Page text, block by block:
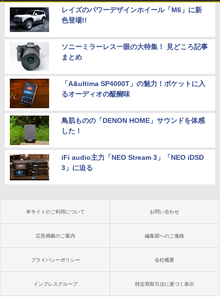
レイズのパワーデザインホイール「M6」に新
色登場!!
ソニーミラーレス一眼の大特集！ 見どころ記事
まとめ
「A&ultima SP4000T」の魅力！ポケットに入
るオーディオの醍醐味
鳥肌ものの「DENON HOME」サウンドを体感
した！
iFi audio主力「NEO Stream 3」「NEO iDSD
3」に迫る
本サイトのご利用について お問い合わせ
広告掲載のご案内 編集部へのご連絡
プライバシーポリシー 会社概要
インプレスグループ 特定商取引法に基づく表示